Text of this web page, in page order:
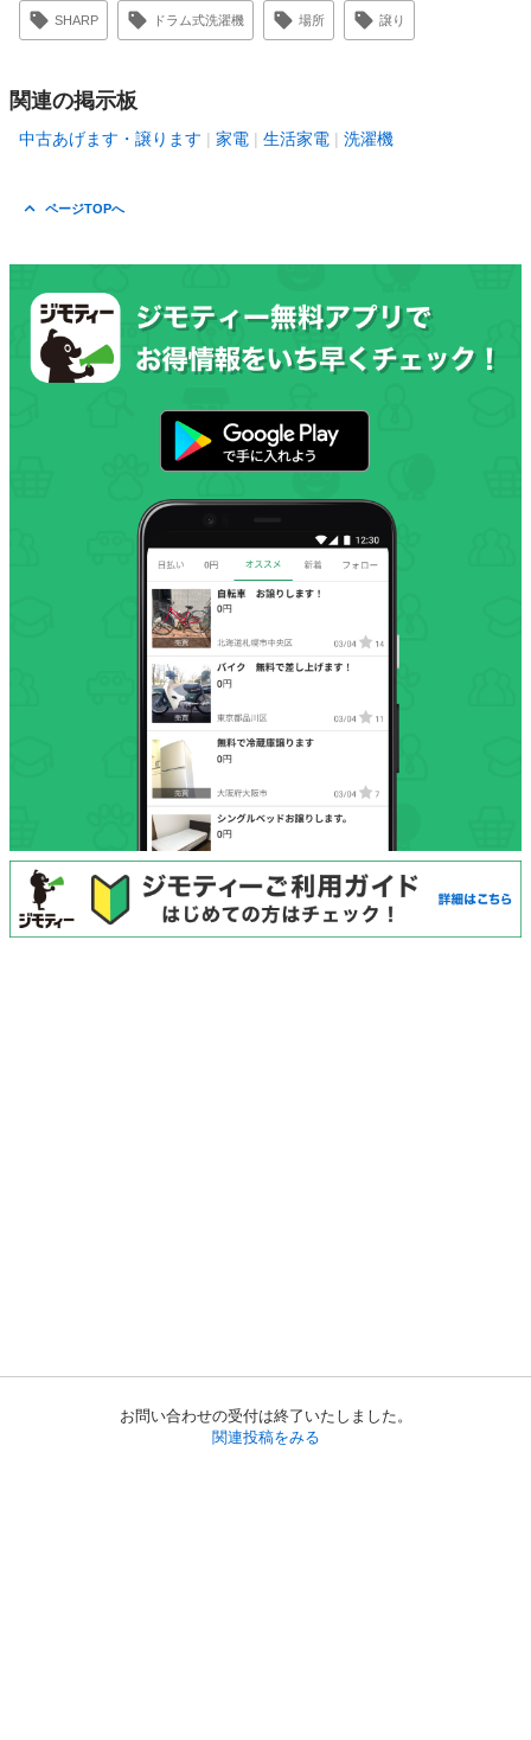
お問い合わせの受付は終了いたしました。
関連投稿をみる
SHARP ドラム式洗濯機 場所 譲り
関連の掲示板
中古あげます・譲ります 家電 生活家電 洗濯機
ページTOPへ